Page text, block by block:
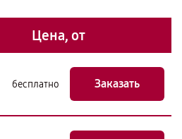
Цена, от
бесплатно Заказать